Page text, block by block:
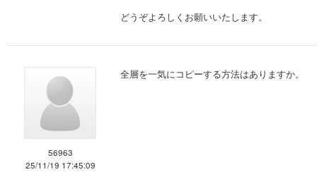
どうぞよろしくお願いいたします。
56963
25/11/19 17:45:09
全層を一気にコピーする方法はありますか。